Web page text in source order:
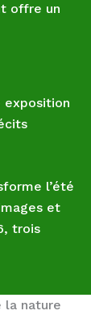
offre un
exposition
l’été
et
trois
la nature